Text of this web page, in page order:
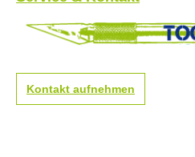
von Papier, Folien, Pappe,
schwierig erreichbare
Kanten, etc.
Dieses Messer ist äußerst
scharf! Nur für erfahrene
Kontakt aufnehmen